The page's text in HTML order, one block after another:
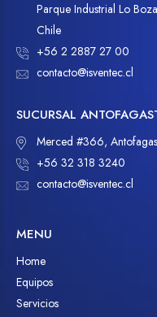
Parque Industrial Lo
Chile
+56 2 2887 27 00
contacto@isventec.cl
SUCURSAL
Merced #366,
+56 32 318 3240
contacto@isventec.cl
MENU
Home
Equipos
Servicios